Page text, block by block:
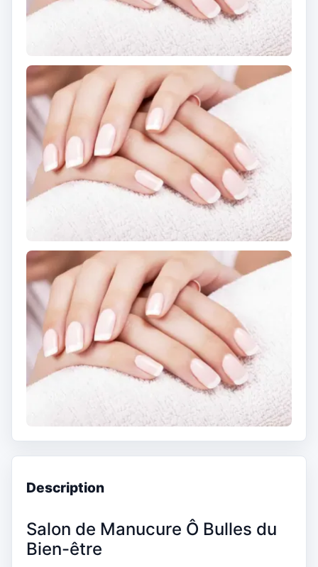
Description
Salon de Manucure Ô Bulles du
Bien-être